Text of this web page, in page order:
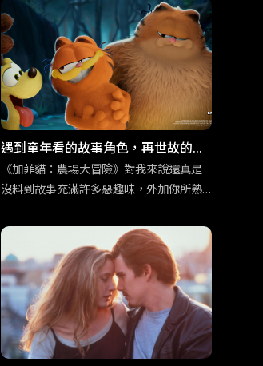
遇到童年看的故事角色，再世故的大
人們，也會回到孩提時期的模樣。
《加菲貓：農場大冒險》對我來說還真是
沒料到故事充滿許多惡趣味，外加你所熟
系列作品全新角色：加菲貓他老爸也登
場。都講到這樣了，身為加菲貓鐵粉們還
不看爆？